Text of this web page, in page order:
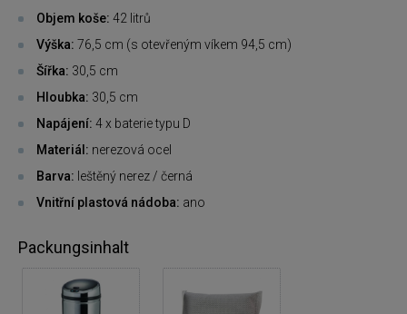
Objem koše: 42 litrů
Výška: 76,5 cm (s otevřeným víkem 94,5 cm)
Šířka: 30,5 cm
Hloubka: 30,5 cm
Napájení: 4 x baterie typu D
Materiál: nerezová ocel
Barva: leštěný nerez / černá
Vnitřní plastová nádoba: ano
Packungsinhalt